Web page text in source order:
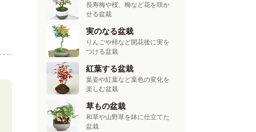
長寿梅や桜、梅など花を咲か
せる盆栽
実のなる盆栽
りんごや柿など開花後に実を
つける盆栽
紅葉する盆栽
葉姿や紅葉など葉色の変化を
楽しむ盆栽
草もの盆栽
和草や山野草を鉢に仕立てた
盆栽